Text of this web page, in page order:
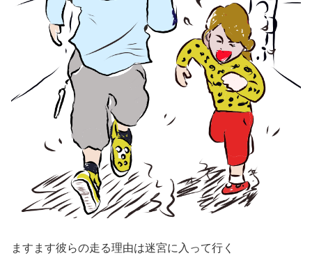
ますます彼らの走る理由は迷宮に入って行く